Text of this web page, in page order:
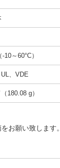
10～60°C）
、VDE
180.08 g）
お願い致します。